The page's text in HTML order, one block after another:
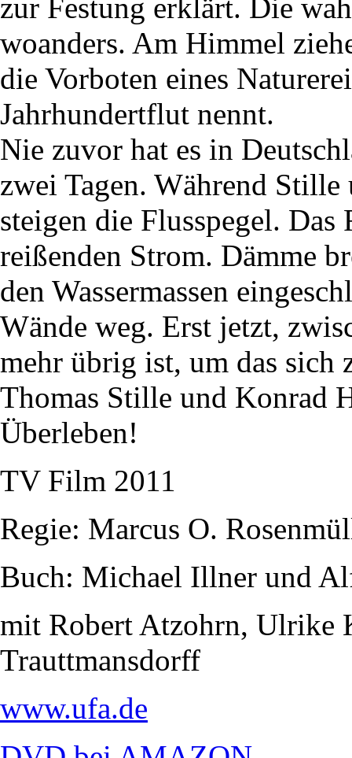
zur Festung erklärt. Die
woanders. Am Himmel
die Vorboten eines
Jahrhundertflut nennt.
Nie zuvor hat es in
zwei Tagen. Während
steigen die Flusspegel.
reißenden Strom. Dämme
den Wassermassen
Wände weg. Erst jetzt,
mehr übrig ist, um das sich
Thomas Stille und Konrad
Überleben!
TV Film 2011
Regie: Marcus O.
Buch: Michael Illner und
mit Robert Atzohrn, Ulrike
Trauttmansdorff
www.ufa.de